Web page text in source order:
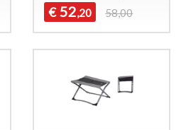
€ 52,20 58,00